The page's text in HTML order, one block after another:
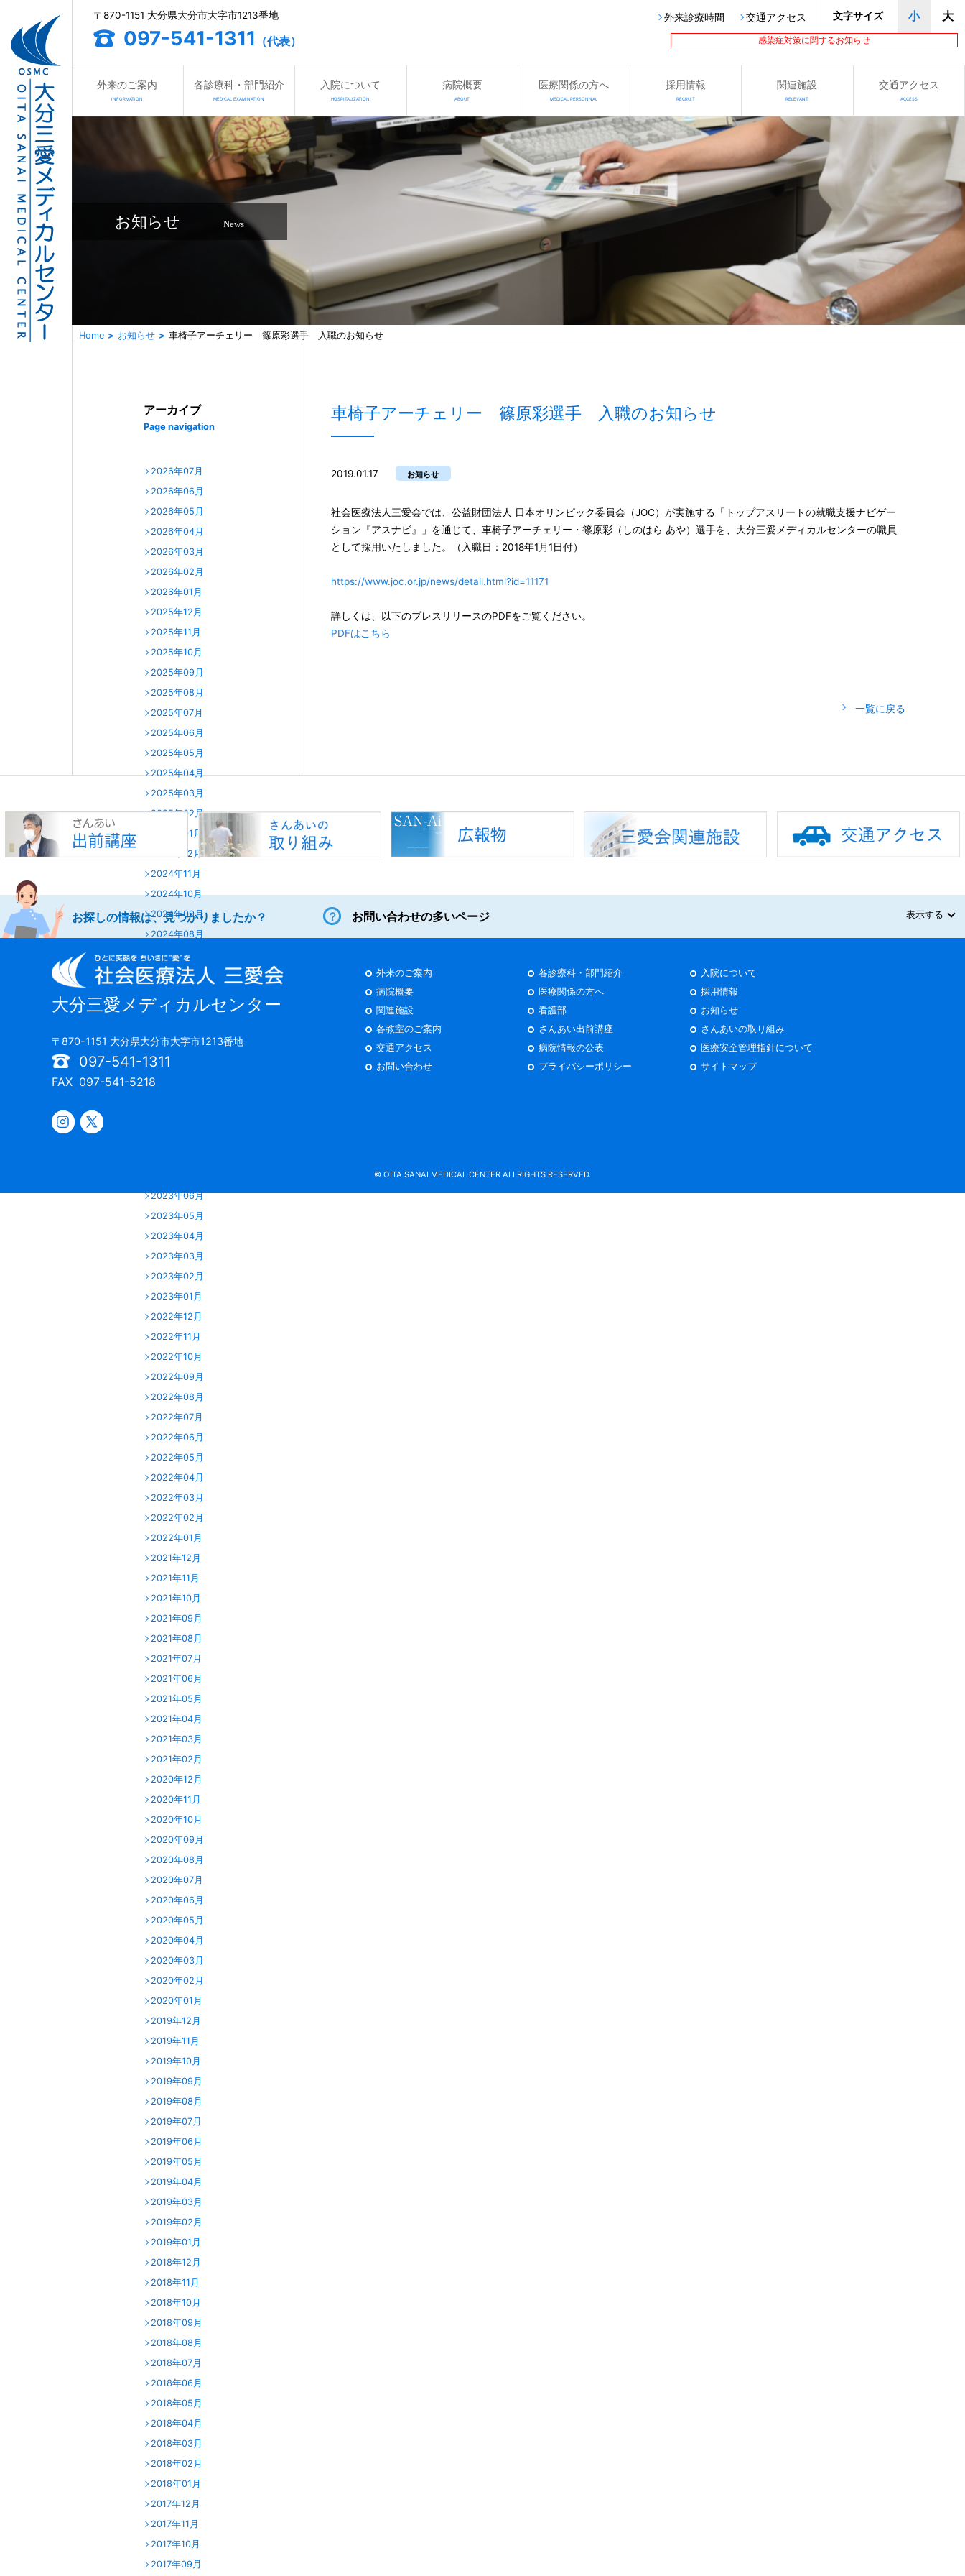
感染症対策に関するお知らせ
〒870-1151 大分県大分市大字市1213番地
097-541-1311 （代表）
外来診療時間 交通アクセス 文字サイズ 小 大
外来のご案内
INFORMATION
各診療科・部門紹介
MEDICAL EXAMINATION
入院について
HOSPITALIZATION
病院概要
ABOUT
医療関係の方へ
MEDICAL PERSONNAL
採用情報
RECRUIT
関連施設
RELEVANT
交通アクセス
ACCESS
お知らせ News
Home お知らせ 車椅子アーチェリー 篠原彩選手 入職のお知らせ
車椅子アーチェリー 篠原彩選手 入職のお知らせ
2019.01.17 お知らせ
社会医療法人三愛会では、公益財団法人 日本オリンピック委員会（JOC）が実施する「トップアスリートの就職支援ナビゲー
ション『アスナビ』」を通じて、車椅子アーチェリー・篠原彩（しのはら あや）選手を、大分三愛メディカルセンターの職員
として採用いたしました。（入職日：2018年1月1日付）
https://www.joc.or.jp/news/detail.html?id=11171
詳しくは、以下のプレスリリースのPDFをご覧ください。
PDFはこちら
一覧に戻る
アーカイブ
Page navigation
2026年07月
2026年06月
2026年05月
2026年04月
2026年03月
2026年02月
2026年01月
2025年12月
2025年11月
2025年10月
2025年09月
2025年08月
2025年07月
2025年06月
2025年05月
2025年04月
2025年03月
2025年02月
2025年01月
2024年12月
2024年11月
2024年10月
2024年09月
2024年08月
2024年07月
2024年06月
2024年04月
2024年03月
2024年02月
2023年06月
2023年05月
2023年04月
2023年03月
2023年02月
2023年01月
2022年12月
2022年11月
2022年10月
2022年09月
2022年08月
2022年07月
2022年06月
2022年05月
2022年04月
2022年03月
2022年02月
2022年01月
2021年12月
2021年11月
2021年10月
2021年09月
2021年08月
2021年07月
2021年06月
2021年05月
2021年04月
2021年03月
2021年02月
2020年12月
2020年11月
2020年10月
2020年09月
2020年08月
2020年07月
2020年06月
2020年05月
2020年04月
2020年03月
2020年02月
2020年01月
2019年12月
2019年11月
2019年10月
2019年09月
2019年08月
2019年07月
2019年06月
2019年05月
2019年04月
2019年03月
2019年02月
2019年01月
2018年12月
2018年11月
2018年10月
2018年09月
2018年08月
2018年07月
2018年06月
2018年05月
2018年04月
2018年03月
2018年02月
2018年01月
2017年12月
2017年11月
2017年10月
2017年09月
お探しの情報は、見つかりましたか？ お問い合わせの多いページ 表示する
大分三愛メディカルセンター
〒870-1151 大分県大分市大字市1213番地
097-541-1311
FAX 097-541-5218
外来のご案内 各診療科・部門紹介
入院について
病院概要
医療関係の方へ
採用情報
関連施設
看護部
お知らせ
各教室のご案内
さんあい出前講座
さんあいの取り組み
交通アクセス
病院情報の公表
医療安全管理指針について
お問い合わせ
プライバシーポリシー サイトマップ
© OITA SANAI MEDICAL CENTER ALLRIGHTS RESERVED.